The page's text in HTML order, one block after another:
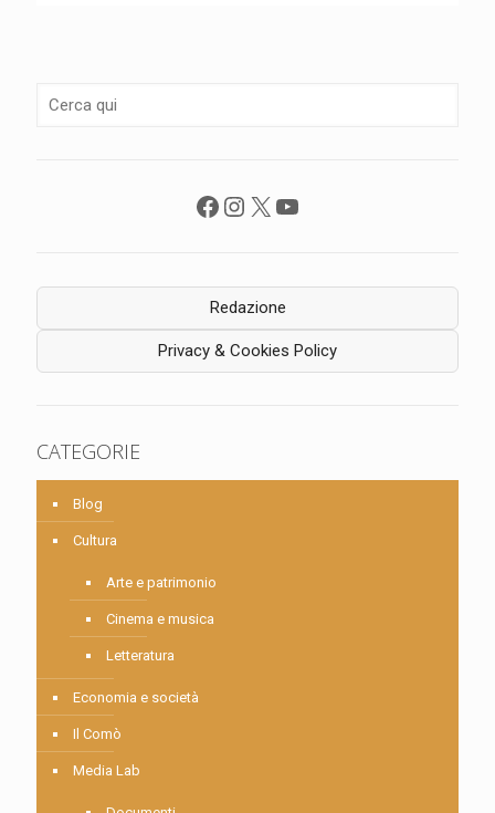
Facebook
Instagram
X YouTube
Redazione
Privacy & Cookies Policy
CATEGORIE
Blog
Cultura
Arte e patrimonio
Cinema e musica
Letteratura
Economia e società
Il Comò
Media Lab